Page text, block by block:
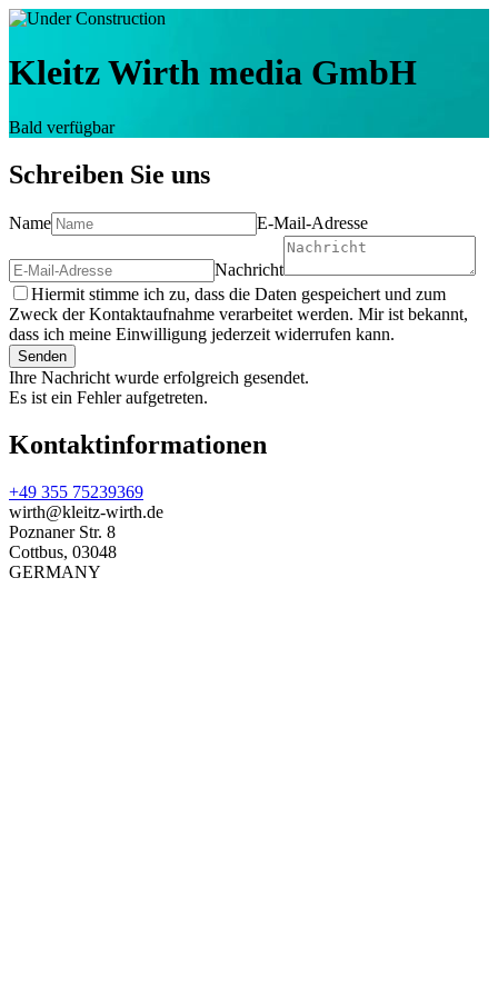
Kleitz Wirth media GmbH
Bald verfügbar
Schreiben Sie uns
Name E-Mail-Adresse
Nachricht
Hiermit stimme ich zu, dass die Daten gespeichert und zum
Zweck der Kontaktaufnahme verarbeitet werden. Mir ist bekannt,
dass ich meine Einwilligung jederzeit widerrufen kann.
Senden
Ihre Nachricht wurde erfolgreich gesendet.
Es ist ein Fehler aufgetreten.
Kontaktinformationen
+49 355 75239369
wirth@kleitz-wirth.de
Poznaner Str. 8
Cottbus, 03048
GERMANY